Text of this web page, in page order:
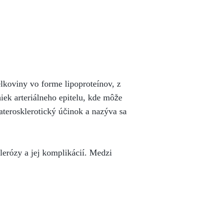
vo forme lipoproteínov, z
arteriálneho epitelu, kde môže
účinok a nazýva sa
a jej komplikácií. Medzi